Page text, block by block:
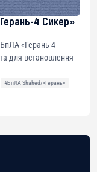
4 Сикер»
«Герань-4
для встановлення
#БпЛА Shahed/«Герань»